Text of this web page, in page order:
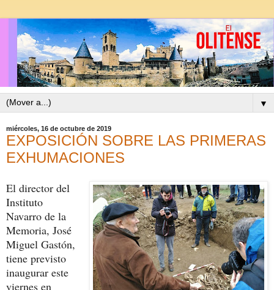
▼
miércoles, 16 de octubre de 2019
EXPOSICIÓN SOBRE LAS PRIMERAS
EXHUMACIONES
El director del
Instituto
Navarro de la
Memoria, José
Miguel Gastón,
tiene previsto
inaugurar este
viernes en